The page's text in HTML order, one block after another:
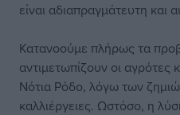
είναι αδιαπραγμάτευτη και
Κατανοούμε πλήρως τα
αντιμετωπίζουν οι αγρότες
Νότια Ρόδο, λόγω των
καλλιέργειες. Ωστόσο, η